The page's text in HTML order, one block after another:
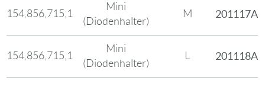
154,856,715,1
Mini
(Diodenhalter)
M 201117A
154,856,715,1
Mini
(Diodenhalter)
L 201118A